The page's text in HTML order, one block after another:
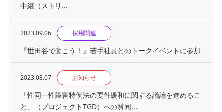
中継（ストリ...
2023.09.06 採用関連
『世⽥⾕で働こう！』若手社員とのトークイベントに参加
2023.08.07 お知らせ
「性同一性障害特例法の要件緩和に関する議論を進めるこ
と」（プロジェクトTGD）への賛同...